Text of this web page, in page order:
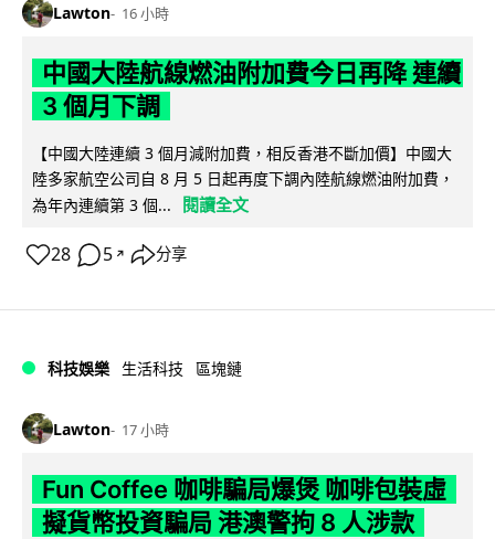
Lawton 16 小時
中國大陸航線燃油附加費今日再降 連續
3 個月下調
【中國大陸連續 3 個月減附加費，相反香港不斷加價】中國大
陸多家航空公司自 8 月 5 日起再度下調內陸航線燃油附加費，
為年內連續第 3 個...
閱讀全文
28 5 ↗ 分享
科技娛樂 生活科技 區塊鏈
Lawton 17 小時
Fun Coffee 咖啡騙局爆煲 咖啡包裝虛
擬貨幣投資騙局 港澳警拘 8 人涉款